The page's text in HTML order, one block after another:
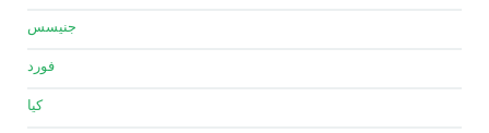
جنيسس
فورد
كيا